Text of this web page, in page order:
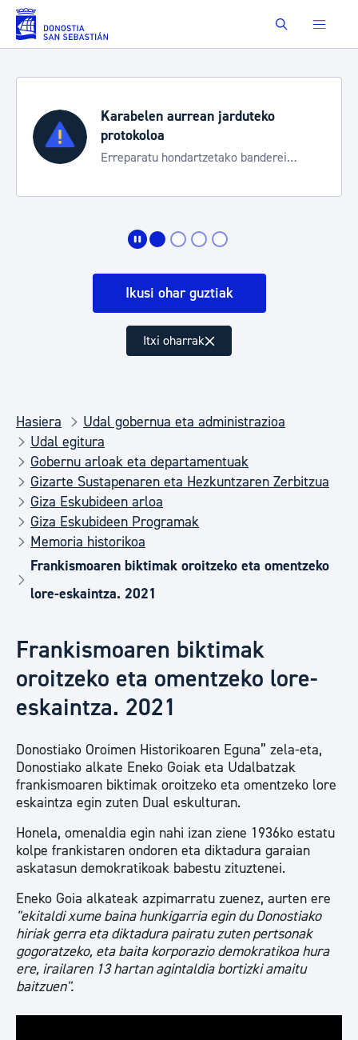
Eduki nagusira joan Buscar
Karabelen aurrean jarduteko
protokoloa
Erreparatu hondartzetako banderei
Ikusi ohar guztiak
Itxi oharrak
Hasiera
Udal gobernua eta administrazioa
Udal egitura
Gobernu arloak eta departamentuak
Gizarte Sustapenaren eta Hezkuntzaren Zerbitzua
Giza Eskubideen arloa
Giza Eskubideen Programak
Memoria historikoa
Frankismoaren biktimak oroitzeko eta omentzeko
lore-eskaintza. 2021
Frankismoaren biktimak
oroitzeko eta omentzeko lore-
eskaintza. 2021
Donostiako Oroimen Historikoaren Eguna” zela-eta,
Donostiako alkate Eneko Goiak eta Udalbatzak
frankismoaren biktimak oroitzeko eta omentzeko lore
eskaintza egin zuten Dual eskulturan.
Honela, omenaldia egin nahi izan ziene 1936ko estatu
kolpe frankistaren ondoren eta diktadura garaian
askatasun demokratikoak babestu zituztenei.
Eneko Goia alkateak azpimarratu zuenez, aurten ere
"ekitaldi xume baina hunkigarria egin du Donostiako
hiriak gerra eta diktadura pairatu zuten pertsonak
gogoratzeko, eta baita korporazio demokratikoa hura
ere, irailaren 13 hartan agintaldia bortizki amaitu
baitzuen".